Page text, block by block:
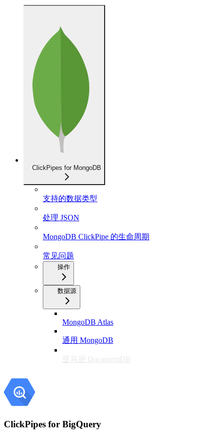
ClickPipes for MongoDB
支持的数据类型
处理 JSON
MongoDB ClickPipe 的生命周期
常见问题
操作
数据源
MongoDB Atlas
通用 MongoDB
亚马逊 DocumentDB
ClickPipes for BigQuery